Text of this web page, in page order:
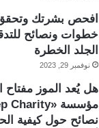
افحص بشرتك وتحقق
خطوات ونصائح
الجلد الخطرة
نوفمبر 29, 2023
هل يُعد الموز مفتاح
نصائح حول كيفية